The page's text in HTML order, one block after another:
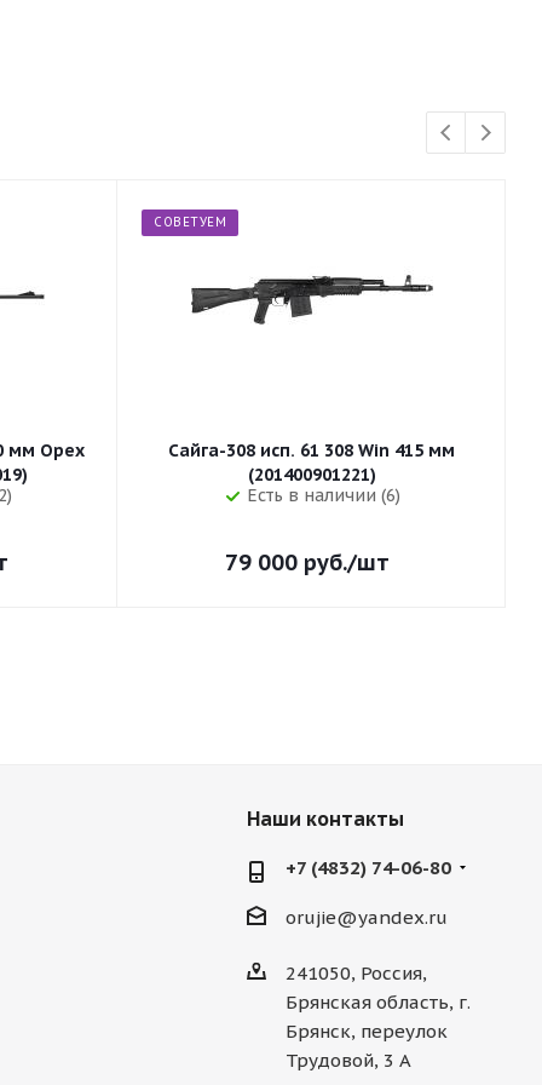
мм Орех
(32019)
СОВЕТУЕМ
Сайга-308 исп. 61 308 Win 415 мм
(201400901221)
Есть в наличии (6)
79 000 руб./шт
Наши контакты
+7 (4832) 74-06-80
orujie@yandex.ru
241050, Россия,
Брянская область, г.
Брянск, переулок
Трудовой, 3 А